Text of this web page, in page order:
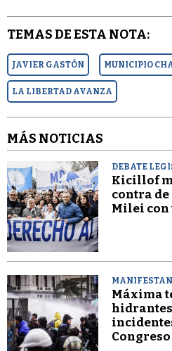
TEMAS DE ESTA NOTA:
JAVIER GASTÓN MUNICIPIO
LA LIBERTAD AVANZA
MÁS NOTICIAS
DEBATE
Kicillof
contra de
Milei con
Máxima
Congreso